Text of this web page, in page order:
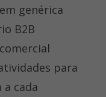
genérica
B2B
para
cada